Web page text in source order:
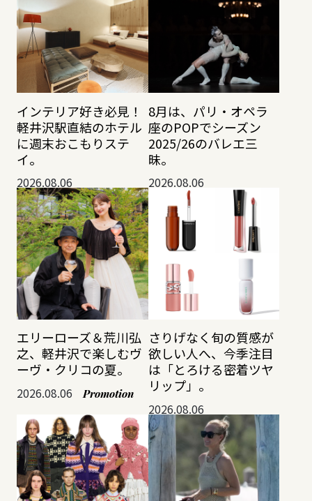
インテリア好き必見！
軽井沢駅直結のホテル
に週末おこもりステ
イ。
2026.08.06
8月は、パリ・オペラ
座のPOPでシーズン
2025/26のバレエ三
昧。
2026.08.06
エリーローズ＆荒川弘
之、軽井沢で楽しむヴ
ーヴ・クリコの夏。
2026.08.06 Promotion
さりげなく旬の質感が
欲しい人へ、今季注目
は「とろける密着ツヤ
リップ」。
2026.08.06